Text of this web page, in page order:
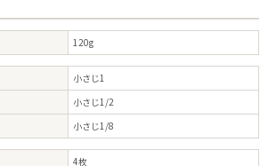
120g
小さじ1
小さじ1/2
小さじ1/8
4枚